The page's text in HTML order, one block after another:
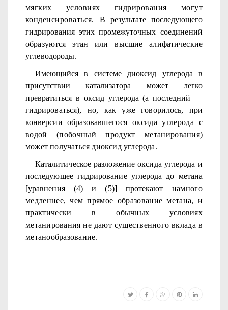
мягких условиях гидрирования могут
конденсироваться. В результате последующего
гидрирования этих промежуточных соединений
образуются этан или высшие алифатические
углево­дороды.
Имеющийся в системе диоксид углерода в
присутствии катали­затора может легко
превратиться в оксид углерода (а последний —
гидрироваться), но, как уже говорилось, при
конверсии образовав­шегося оксида углерода с
водой (побочный продукт метанирова­ния)
может получаться диоксид углерода.
Каталитическое разложение оксида углерода и
последующее гидрирование углерода до метана
[уравнения (4) и (5)] протекают намного
медленнее, чем прямое образование метана, и
практиче­ски в обычных условиях
метанирования не дают существенного вклада в
метанообразование.